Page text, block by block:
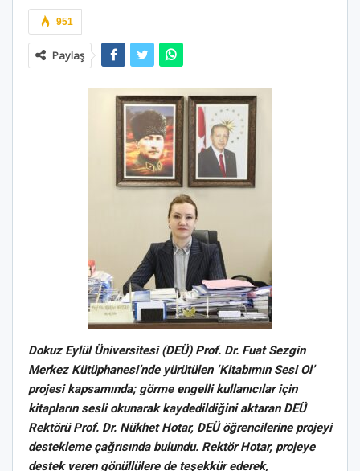
951
Paylaş
Dokuz Eylül Üniversitesi (DEÜ) Prof. Dr. Fuat Sezgin
Merkez Kütüphanesi’nde yürütülen ‘Kitabımın Sesi Ol’
projesi kapsamında; görme engelli kullanıcılar için
kitapların sesli okunarak kaydedildiğini aktaran DEÜ
Rektörü Prof. Dr. Nükhet Hotar, DEÜ öğrencilerine projeyi
destekleme çağrısında bulundu. Rektör Hotar, projeye
destek veren gönüllülere de teşekkür ederek,